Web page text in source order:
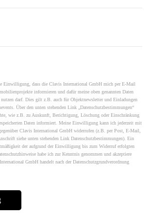
Einwilligung, dass die Clavis International GmbH mich per E-Mail
informieren und dafür meine oben genannten Daten
nutzen darf. Dies gilt z.B. auch für Objektnewsletter und Einladungen
Über den unten stehenden Link „Datenschutzbestimmungen“
wie z.B. zu Auskunft, Berichtigung, Löschung oder Einschränkung
Daten informiert. Meine Einwilligung kann ich jederzeit mit
Clavis International GmbH widerrufen (z.B. per Post, E-Mail,
siehe unten stehenden Link Datenschutzbestimmungen). Ein
der aufgrund der Einwilligung bis zum Widerruf erfolgten
habe ich zur Kenntnis genommen und akzeptiere
GmbH handelt nach der Datenschutzgrundverordnung